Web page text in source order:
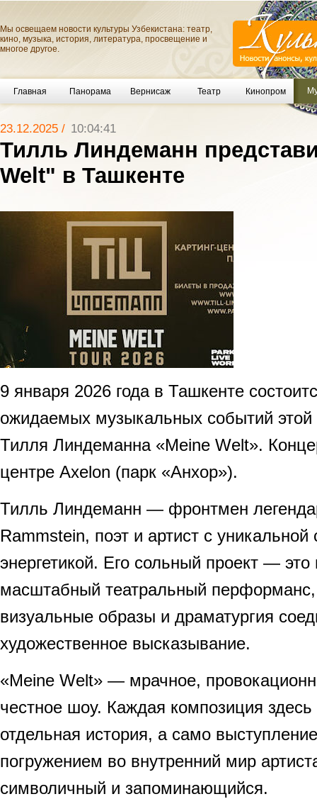
Мы освещаем новости культуры Узбекистана: театр,
кино, музыка, история, литература, просвещение и
многое другое.
Главная Панорама Вернисаж Театр Кинопром
23.12.2025 / 10:04:41
Тилль Линдеманн
Welt" в Ташкенте
9 января 2026 года в Ташкенте
ожидаемых музыкальных событий
Тилля Линдеманна «Meine Welt».
центре Axelon (парк «Анхор»).
Тилль Линдеманн — фронтмен
Rammstein, поэт и артист с уникальной
энергетикой. Его сольный проект — это
масштабный театральный
визуальные образы и драматургия
художественное высказывание.
«Meine Welt» — мрачное,
честное шоу. Каждая композиция здесь
отдельная история, а само
погружением во внутренний мир
символичный и запоминающийся.